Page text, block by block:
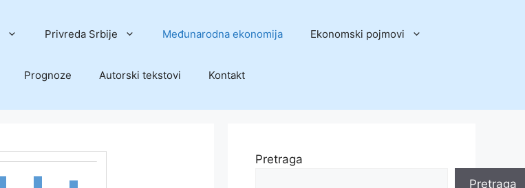
Privreda Srbije Međunarodna ekonomija Ekonomski pojmovi
Prognoze Autorski tekstovi Kontakt
Pretraga
Pretraga